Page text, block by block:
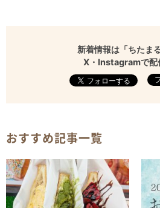
新着情報は「ちたま
X・Instagramで配
おすすめ記事一覧